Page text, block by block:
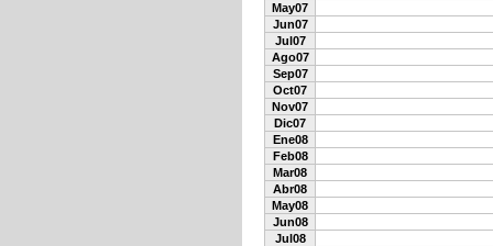
May07
Jun07
Jul07
Ago07
Sep07
Oct07
Nov07
Dic07
Ene08
Feb08
Mar08
Abr08
May08
Jun08
Jul08